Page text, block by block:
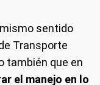
sentido
Transporte
también que en
el manejo en lo